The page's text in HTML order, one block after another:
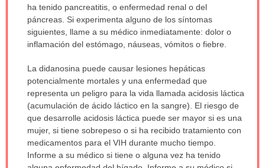
ha tenido pancreatitis, o enfermedad renal o del
páncreas. Si experimenta alguno de los síntomas
siguientes, llame a su médico inmediatamente: dolor o
inflamación del estómago, náuseas, vómitos o fiebre.
La didanosina puede causar lesiones hepáticas
potencialmente mortales y una enfermedad que
representa un peligro para la vida llamada acidosis láctica
(acumulación de ácido láctico en la sangre). El riesgo de
que desarrolle acidosis láctica puede ser mayor si es una
mujer, si tiene sobrepeso o si ha recibido tratamiento con
medicamentos para el VIH durante mucho tiempo.
Informe a su médico si tiene o alguna vez ha tenido